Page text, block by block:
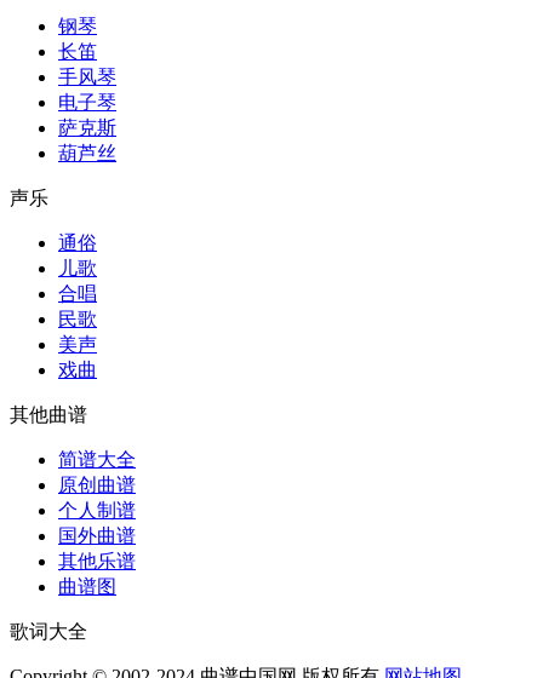
钢琴
长笛
手风琴
电子琴
萨克斯
葫芦丝
声乐
通俗
儿歌
合唱
民歌
美声
戏曲
其他曲谱
简谱大全
原创曲谱
个人制谱
国外曲谱
其他乐谱
曲谱图
歌词大全